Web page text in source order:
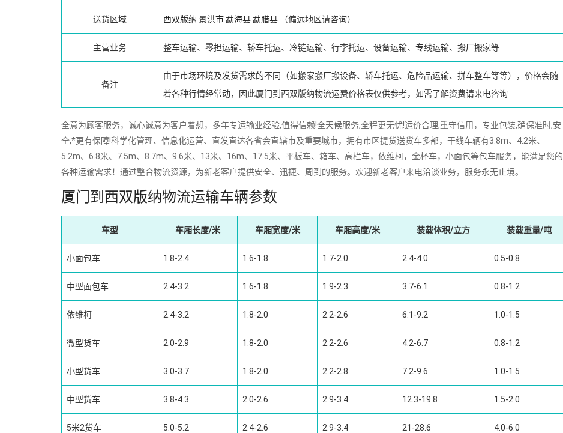
送货区域 西双版纳 景洪市勐海县勐腊县 （偏远地区请咨询）
主营业务 整车运输、零担运输、轿车托运、冷链运输、行李托运、设备运输、专线运输、搬厂搬家等
备注
由于市场环境及发货需求的不同（如搬家搬厂搬设备、轿车托运、危险品运输、拼车整车等等），价格会随
着各种行情经常动，因此厦门到西双版纳物流运费价格表仅供参考，如需了解资费请来电咨询
全意为顾客服务，诚心诚意为客户着想，多年专运输业经验,值得信赖!全天候服务,全程更无忧!运价合理,重守信用，专业包装,确保准时,安
全,*更有保障!科学化管理、信息化运营、直发直达各省会直辖市及重要城市，拥有市区提货送货车多部，干线车辆有3.8m、4.2米、
5.2m、6.8米、7.5m、8.7m、9.6米、13米、16m、17.5米、平板车、箱车、高栏车，依维柯，金杯车，小面包等包车服务，能满足您的
各种运输需求！通过整合物流资源，为新老客户提供安全、迅捷、周到的服务。欢迎新老客户来电洽谈业务，服务永无止境。
厦门到西双版纳物流运输车辆参数
车型 车厢长度/米 车厢宽度/米 车厢高度/米 装载体积/立方 装载重量/吨
小面包车 1.8-2.4 1.6-1.8 1.7-2.0 2.4-4.0 0.5-0.8
中型面包车 2.4-3.2 1.6-1.8 1.9-2.3 3.7-6.1 0.8-1.2
依维柯 2.4-3.2 1.8-2.0 2.2-2.6 6.1-9.2 1.0-1.5
微型货车 2.0-2.9 1.8-2.0 2.2-2.6 4.2-6.7 0.8-1.2
小型货车 3.0-3.7 1.8-2.0 2.2-2.8 7.2-9.6 1.0-1.5
中型货车 3.8-4.3 2.0-2.6 2.9-3.4 12.3-19.8 1.5-2.0
5米2货车 5.0-5.2 2.4-2.6 2.9-3.4 21-28.6 4.0-6.0